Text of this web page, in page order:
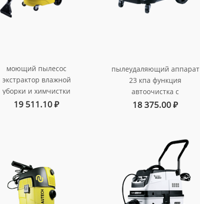
моющий пылесос
экстрактор влажной
уборки и химчистки
тканевых поверхностей
19 511.10₽
пылеудаляющий аппарат
23 кпа функция
автоочистка с
возможностью
арт. au-0130116p
18 375.00₽